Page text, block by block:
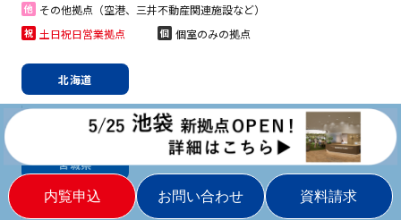
他 その他拠点（空港、三井不動産関連施設など）
祝 土日祝日営業拠点 個 個室のみの拠点
北海道
札幌 新千歳空港 祝
宮城県
仙台